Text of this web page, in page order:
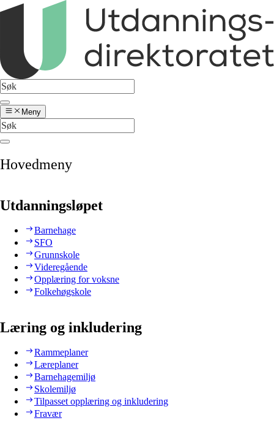
Meny
Hovedmeny
Utdanningsløpet
Barnehage
SFO
Grunnskole
Videregående
Opplæring for voksne
Folkehøgskole
Læring og inkludering
Rammeplaner
Læreplaner
Barnehagemiljø
Skolemiljø
Tilpasset opplæring og inkludering
Fravær